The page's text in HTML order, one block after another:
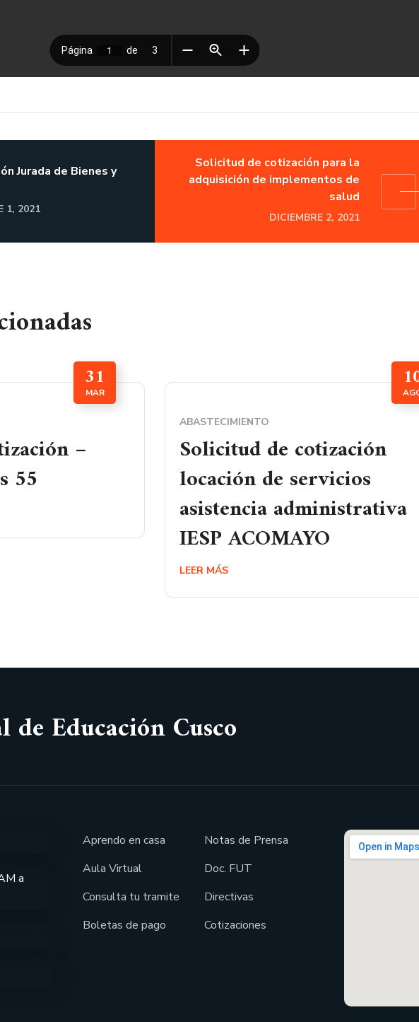
Jurada de Bienes y
1, 2021
Solicitud de cotización para la
adquisición de implementos de
salud
DICIEMBRE 2, 2021
31
MAR
–
55
ABASTECIMIENTO
Solicitud de cotización
locación de servicios
asistencia administrativa
IESP ACOMAYO
LEER MÁS
de Educación Cusco
a
Aprendo en casa
Aula Virtual
Consulta tu tramite
Boletas de pago
Notas de Prensa
Doc. FUT
Directivas
Cotizaciones